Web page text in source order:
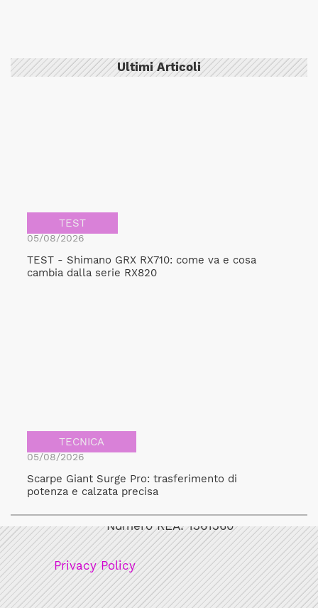
Ultimi Articoli
TEST
05/08/2026
TEST - Shimano GRX RX710: come va e cosa
cambia dalla serie RX820
TECNICA
05/08/2026
Scarpe Giant Surge Pro: trasferimento di
potenza e calzata precisa
Bicicult srl
Numero REA: 1361360
Privacy Policy